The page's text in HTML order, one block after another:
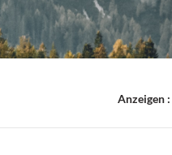
Anzeigen